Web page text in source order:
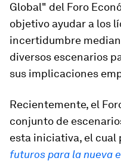
Global" del Foro
objetivo ayudar a los
incertidumbre
diversos escenarios
sus implicaciones
Recientemente, el
conjunto de
esta iniciativa, el cual
futuros para la nueva